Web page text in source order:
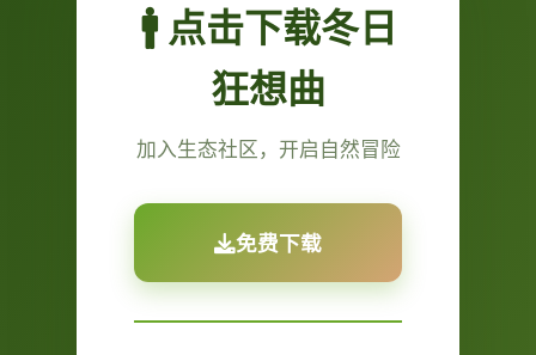
🚹 点击下载冬日
狂想曲
加入生态社区，开启自然冒险
免费下载